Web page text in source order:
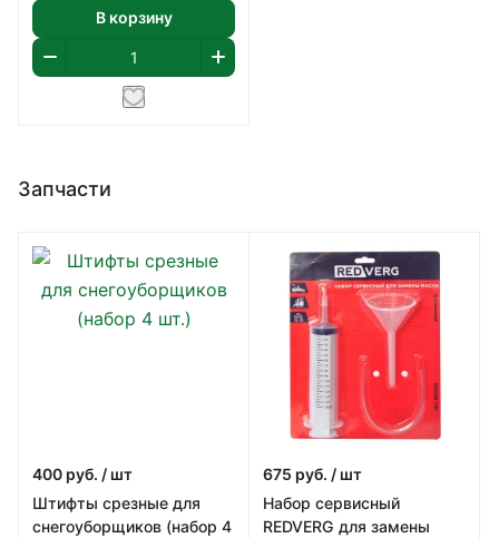
В корзину
Запчасти
400 руб. / шт
Штифты срезные для
снегоуборщиков (набор 4
675 руб. / шт
Набор сервисный
REDVERG для замены